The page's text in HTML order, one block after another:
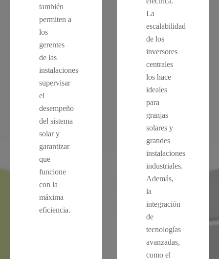
también
permiten a
los
gerentes
de las
instalaciones
supervisar
el
desempeño
del sistema
solar y
garantizar
que
funcione
con la
máxima
eficiencia.
La
escalabilidad
de los
inversores
centrales
los hace
ideales
para
granjas
solares y
grandes
instalaciones
industriales.
Además,
la
integración
de
tecnologías
avanzadas,
como el